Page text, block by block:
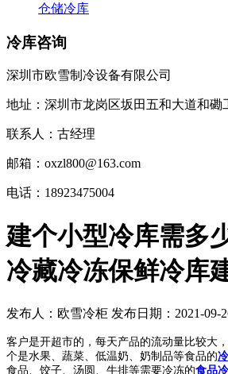
仓储冷库
冷库咨询
深圳市欧雪制冷设备有限公司
地址：深圳市龙岗区坂田五和大道和磡
联系人：古经理
邮箱：oxzl800@163.com
电话：18923475004
建个小型冷库需多
冷藏冷冻保鲜冷库
发布人： 欧雪冷柜 发布日期： 2021-09-
客户是开超市的，每天产品的流动量比较大
个是水果、蔬菜、低温奶、奶制品等食品的
食品、饺子、汤圆、牛排等需要冷冻的食品